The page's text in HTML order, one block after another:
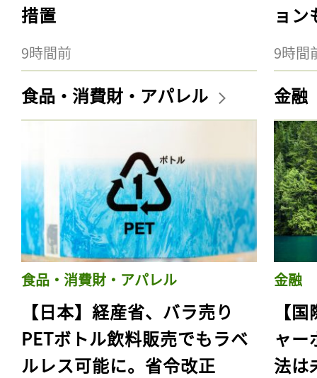
措置
9時間前
ョン
9時間
食品・消費財・アパレル
食品・消費財・アパレル
【日本】経産省、バラ売り
PETボトル飲料販売でもラベ
ルレス可能に。省令改正
金融
金融
【
ャー
法は